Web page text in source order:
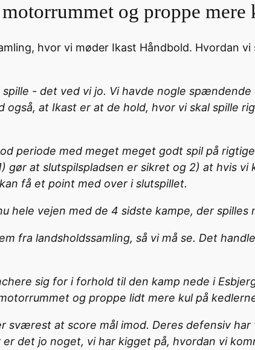
og proppe mere
hvor vi møder Ikast Håndbold. Hvordan
- det ved vi jo. Vi havde nogle
også, at Ikast er at de hold, hvor vi skal
periode med meget meget godt spil på
gør at slutspilspladsen er sikret og 2) at hvis
få et point med over i slutspillet.
hele vejen med de 4 sidste kampe, der
fra landsholdssamling, så vi må se. Det
sig for i forhold til den kamp nede i
og proppe lidt mere kul på
sværest at score mål imod. Deres defensiv
det jo noget, vi har kigget på, hvordan vi